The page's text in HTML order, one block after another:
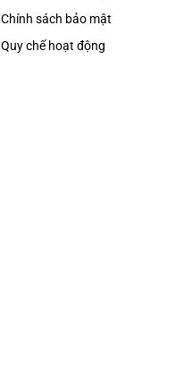
Chính sách bảo mật
Quy chế hoạt động